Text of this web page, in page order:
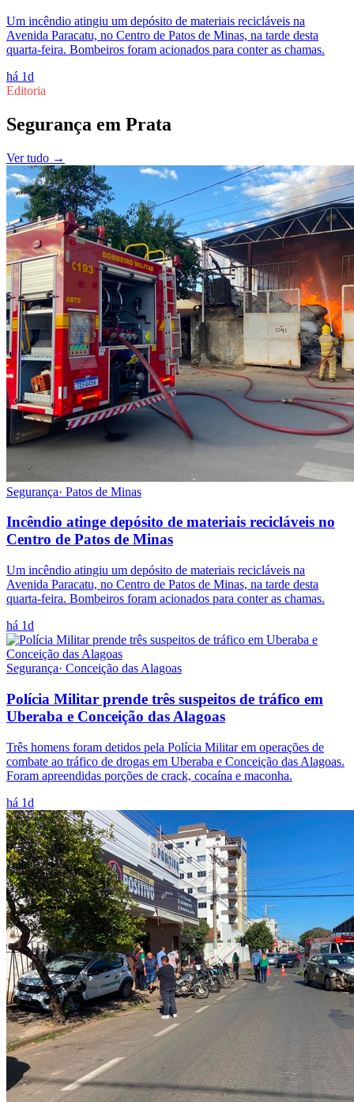
Um incêndio atingiu um depósito de materiais recicláveis na
Avenida Paracatu, no Centro de Patos de Minas, na tarde desta
quarta-feira. Bombeiros foram acionados para conter as chamas.
há 1d
Editoria
Segurança em Prata
Ver tudo →
Segurança· Patos de Minas
Incêndio atinge depósito de materiais recicláveis no
Centro de Patos de Minas
Um incêndio atingiu um depósito de materiais recicláveis na
Avenida Paracatu, no Centro de Patos de Minas, na tarde desta
quarta-feira. Bombeiros foram acionados para conter as chamas.
há 1d
Segurança· Conceição das Alagoas
Polícia Militar prende três suspeitos de tráfico em
Uberaba e Conceição das Alagoas
Três homens foram detidos pela Polícia Militar em operações de
combate ao tráfico de drogas em Uberaba e Conceição das Alagoas.
Foram apreendidas porções de crack, cocaína e maconha.
há 1d